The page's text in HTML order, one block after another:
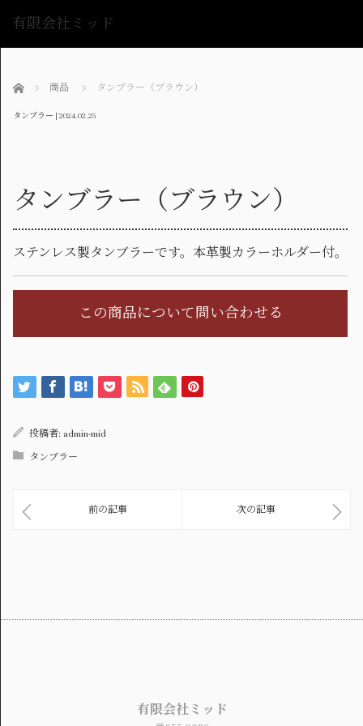
有限会社ミッド
ホーム 商品 タンブラー（ブラウン）
タンブラー | 2024.02.25
タンブラー（ブラウン）
ステンレス製タンブラーです。本革製カラーホルダー付。
この商品について問い合わせる
投稿者: admin-mid
タンブラー
前の記事 次の記事
有限会社ミッド